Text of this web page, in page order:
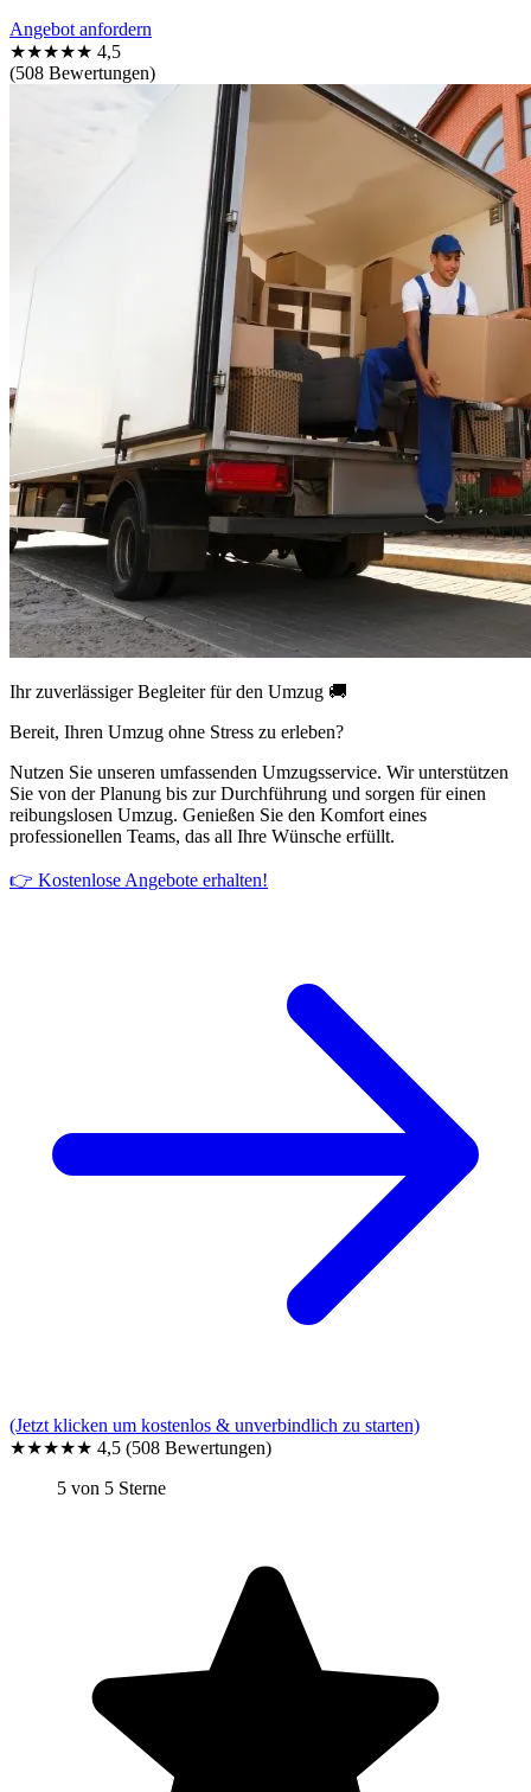
Angebot anfordern
★★★★★ 4,5
(508 Bewertungen)
Ihr zuverlässiger Begleiter für den Umzug 🚚
Bereit, Ihren Umzug ohne Stress zu erleben?
Nutzen Sie unseren umfassenden Umzugsservice. Wir unterstützen
Sie von der Planung bis zur Durchführung und sorgen für einen
reibungslosen Umzug. Genießen Sie den Komfort eines
professionellen Teams, das all Ihre Wünsche erfüllt.
👉 Kostenlose Angebote erhalten!
(Jetzt klicken um kostenlos & unverbindlich zu starten)
★★★★★ 4,5 (508 Bewertungen)
5 von 5 Sterne